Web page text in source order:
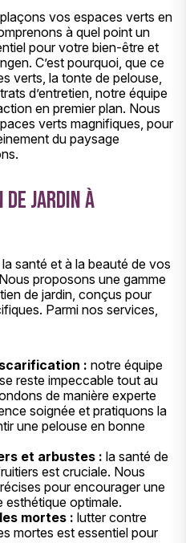
vos espaces verts en
à quel point un
pour votre bien-être et
C’est pourquoi, que ce
verts, la tonte de pelouse,
d’entretien, notre équipe
en premier plan. Nous
verts magnifiques, pour
du paysage
de jardin à
santé et à la beauté de vos
proposons une gamme
de jardin, conçus pour
Parmi nos services,
: notre équipe
reste impeccable tout au
de manière experte
soignée et pratiquons la
une pelouse en bonne
et arbustes : la santé de
est cruciale. Nous
pour encourager une
esthétique optimale.
mortes : lutter contre
mortes est essentiel pour